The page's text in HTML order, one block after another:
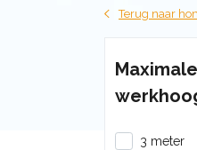
Terug naar
Maximale
3 meter